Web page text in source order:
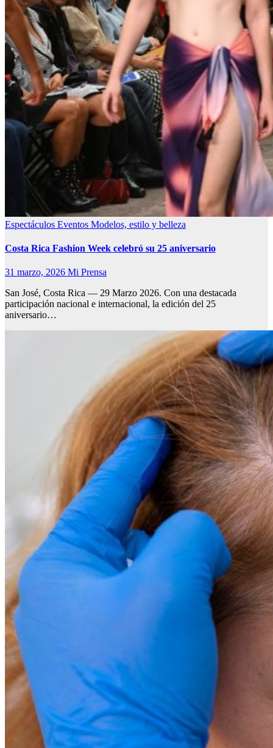
Espectáculos Eventos Modelos, estilo y belleza
Costa Rica Fashion Week celebró su 25 aniversario
31 marzo, 2026 Mi Prensa
San José, Costa Rica — 29 Marzo 2026. Con una destacada
participación nacional e internacional, la edición del 25
aniversario…